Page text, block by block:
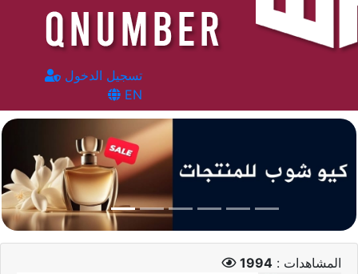
تسجيل الدخول
EN
المشاهدات : 1994